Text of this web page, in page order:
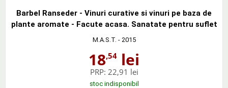
Barbel Ranseder - Vinuri curative si vinuri pe baza de
plante aromate - Facute acasa. Sanatate pentru suflet
M.A.S.T. - 2015
18,54 lei
PRP: 22,91 lei
stoc indisponibil